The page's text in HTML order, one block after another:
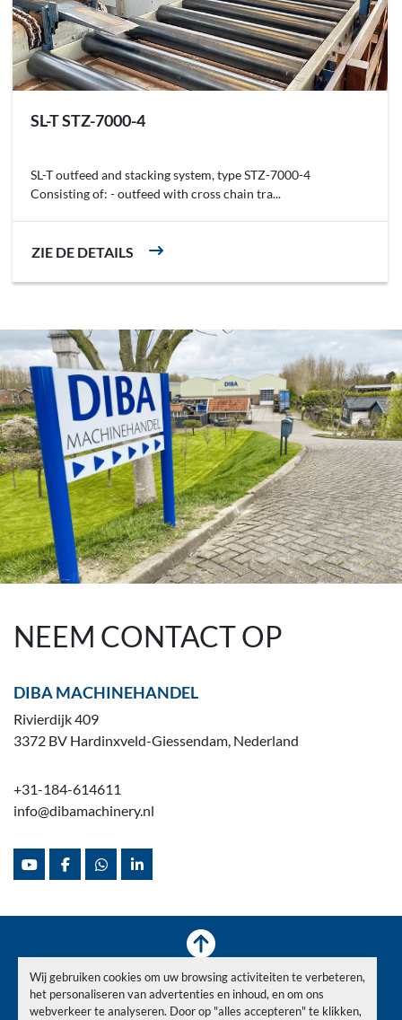
Wij gebruiken cookies om uw browsing activiteiten te verbeteren,
het personaliseren van advertenties en inhoud, en om ons
webverkeer te analyseren. Door op "alles accepteren" te klikken,
SL-T STZ-7000-4
SL-T outfeed and stacking system, type STZ-7000-4
Consisting of: - outfeed with cross chain tra...
ZIE DE DETAILS
NEEM CONTACT OP
DIBA MACHINEHANDEL
Rivierdijk 409
3372 BV Hardinxveld-Giessendam, Nederland
+31-184-614611
info@dibamachinery.nl
youtubefacebookwhatsapplinkedin
Voorraad Verkocht Nieuws Over ons
Contact
Privacy Policy